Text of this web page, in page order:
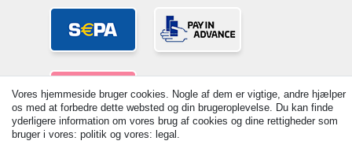
Vores hjemmeside bruger cookies. Nogle af dem er vigtige, andre hjælper
os med at forbedre dette websted og din brugeroplevelse. Du kan finde
yderligere information om vores brug af cookies og dine rettigheder som
bruger i vores: politik og vores: legal.